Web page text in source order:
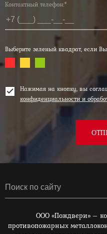
Контактный телефон:*
Выберите зеленый квадрат, если
Нажимая на кнопку, вы
конфиденциальности и
ООО «Пождвери» –
противопожарных